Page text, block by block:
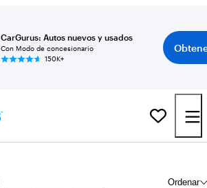
CarGurus: Autos nuevos y usados
Con Modo de concesionario
150K+
Ordenar